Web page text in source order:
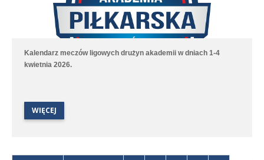
Kalendarz meczów ligowych drużyn akademii w dniach 1-4
kwietnia 2026.
WIĘCEJ